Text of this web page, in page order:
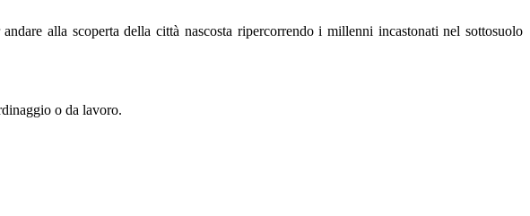
alla scoperta della città nascosta ripercorrendo i millenni incastonati nel sottosuolo
o da lavoro.